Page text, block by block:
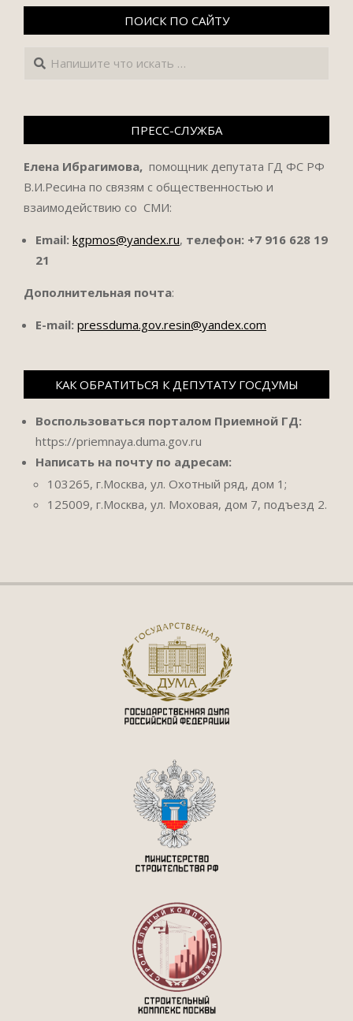
ПОИСК ПО САЙТУ
Поиск
ПРЕСС-СЛУЖБА
Елена Ибрагимова, помощник депутата ГД ФС РФ
В.И.Ресина по связям с общественностью и
взаимодействию со СМИ:
Email: kgpmos@yandex.ru, телефон: +7 916 628 19
21
Дополнительная почта:
E-mail: pressduma.gov.resin@yandex.com
КАК ОБРАТИТЬСЯ К ДЕПУТАТУ ГОСДУМЫ
Воспользоваться порталом Приемной ГД:
https://priemnaya.duma.gov.ru
Написать на почту по адресам:
103265, г.Москва, ул. Охотный ряд, дом 1;
125009, г.Москва, ул. Моховая, дом 7, подъезд 2.